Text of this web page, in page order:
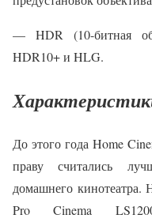
— HDR (10-битная
HDR10+ и HLG.
До этого года Home
праву считались
домашнего
Pro Cinema